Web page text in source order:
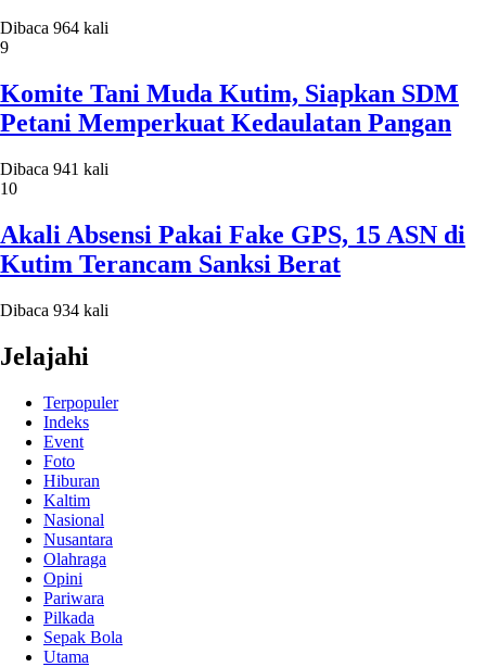
Dibaca 964 kali
9
Komite Tani Muda Kutim, Siapkan SDM
Petani Memperkuat Kedaulatan Pangan
Dibaca 941 kali
10
Akali Absensi Pakai Fake GPS, 15 ASN di
Kutim Terancam Sanksi Berat
Dibaca 934 kali
Jelajahi
Terpopuler
Indeks
Event
Foto
Hiburan
Kaltim
Nasional
Nusantara
Olahraga
Opini
Pariwara
Pilkada
Sepak Bola
Utama